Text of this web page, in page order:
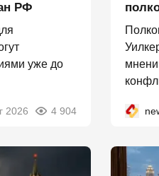
РФ
уже до
2026 4 904